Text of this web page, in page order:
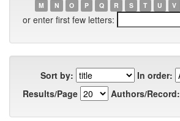
M
N O P Q R S T U V
or enter first few letters:
Sort by:
In order:
Results/Page
Authors/Record: